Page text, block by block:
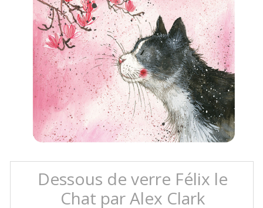
Dessous de verre Félix le
Chat par Alex Clark